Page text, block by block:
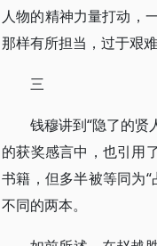
人物的精神力量打动，
那样有所担当，过于艰
三
钱穆讲到“隐了的贤
的获奖感言中，也引用
书籍，但多半被等同为
不同的两本。